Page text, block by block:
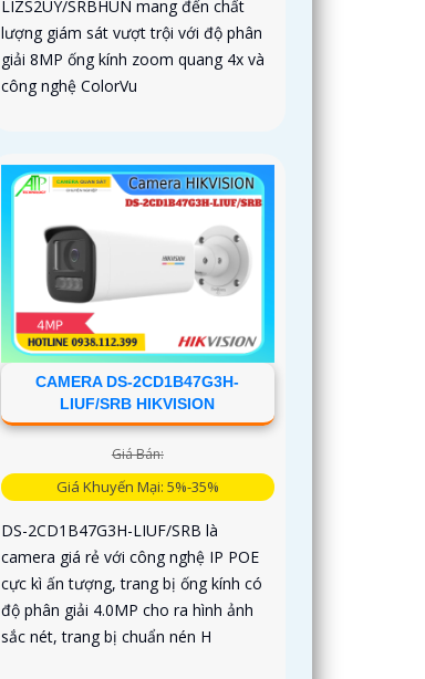
LIZS2UY/SRBHUN mang đến chất
lượng giám sát vượt trội với độ phân
giải 8MP ống kính zoom quang 4x và
công nghệ ColorVu
CAMERA DS-2CD1B47G3H-
LIUF/SRB HIKVISION
Giá Bán:
Giá Khuyến Mại: 5%-35%
DS-2CD1B47G3H-LIUF/SRB là
camera giá rẻ với công nghệ IP POE
cực kì ấn tượng, trang bị ống kính có
độ phân giải 4.0MP cho ra hình ảnh
sắc nét, trang bị chuẩn nén H